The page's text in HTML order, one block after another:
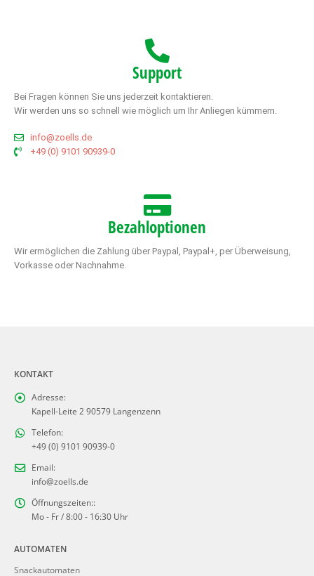
Support
Bei Fragen können Sie uns jederzeit kontaktieren.
Wir werden uns so schnell wie möglich um Ihr Anliegen kümmern.
info@zoells.de
+49 (0) 9101 90939-0
Bezahloptionen
Wir ermöglichen die Zahlung über Paypal, Paypal+, per Überweisung,
Vorkasse oder Nachnahme.
KONTAKT
Adresse:
Kapell-Leite 2 90579 Langenzenn
Telefon:
+49 (0) 9101 90939-0
Email:
info@zoells.de
Öffnungszeiten::
Mo - Fr / 8:00 - 16:30 Uhr
AUTOMATEN
Snackautomaten